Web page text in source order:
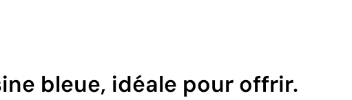
bleue, idéale pour offrir.